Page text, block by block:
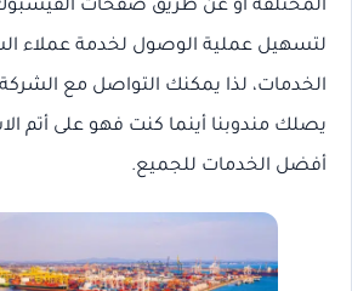
المختلفة أو عن طريق صفحات
لتسهيل عملية الوصول لخدمة عملاء
الخدمات، لذا يمكنك التواصل مع
يصلك مندوبنا أينما كنت فهو على أتم
أفضل الخدمات للجميع.